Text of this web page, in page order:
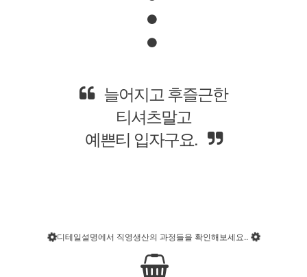
여러번 빨아도
새옷처럼 입을수 있는
티셔츠에요.
디테일설명에서 직영생산의 과정들을 확인해보세요..